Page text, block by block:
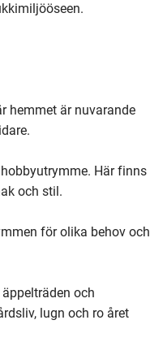
hemmet är nuvarande
Här finns
och stil.
för olika behov och
och
lugn och ro året